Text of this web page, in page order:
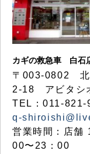
カギの救急車 白石
〒003-0802 北
2-18 アビタシ
TEL：011-
q-
営業時間：店舗
00〜23：00